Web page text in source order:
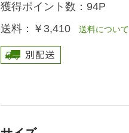
獲得ポイント数： 94P
送料： ￥3,410送料について